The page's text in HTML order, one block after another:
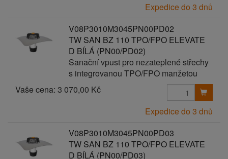
Expedice do 3 dnů
V08P3010M3045PN00PD02
TW SAN BZ 110 TPO/FPO ELEVATE
D BÍLÁ (PN00/PD02)
Sanační vpust pro nezateplené střechy
s integrovanou TPO/FPO manžetou
Vaše cena: 3 070,00 Kč
Expedice do 3 dnů
V08P3010M3045PN00PD03
TW SAN BZ 110 TPO/FPO ELEVATE
D BÍLÁ (PN00/PD03)